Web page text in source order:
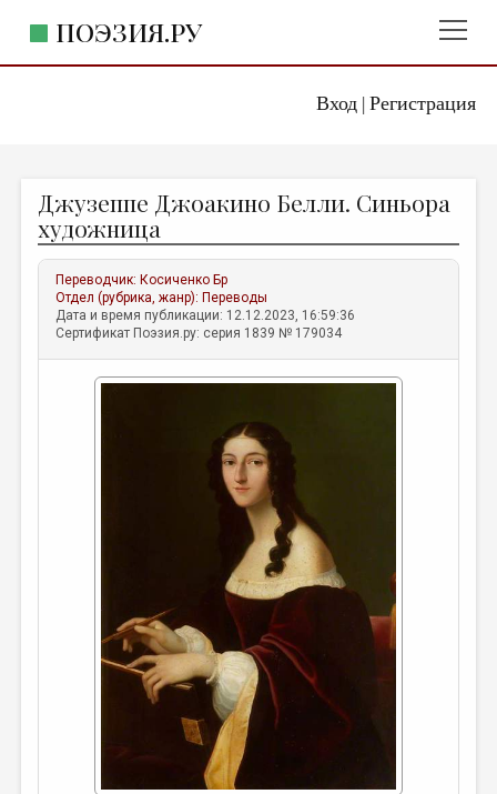
Вход| Регистрация
ПОЭЗИЯ.РУ
ЖАНРЫ
АВТОРЫ
КОММЕНТАРИИ
ЛИТСАЛОН
ПЕРЕВОДЫ
КОНКУРСЫ
ДЕТСКАЯ КОМНАТА
Джузеппе Джоакино Белли. Синьора
художница
Переводчик: Косиченко Бр
Отдел (рубрика, жанр): Переводы
Дата и время публикации: 12.12.2023, 16:59:36
Сертификат Поэзия.ру: серия 1839 № 179034